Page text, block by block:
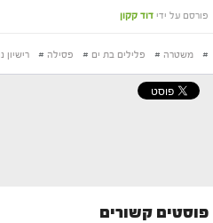
פורסם על ידי דוד קקון
# משטרה # פלילים בת ים # פסילה # רישיון
פוסטים קשורים